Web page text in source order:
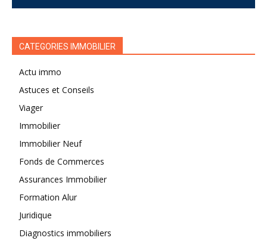
CATEGORIES IMMOBILIER
Actu immo
Astuces et Conseils
Viager
Immobilier
Immobilier Neuf
Fonds de Commerces
Assurances Immobilier
Formation Alur
Juridique
Diagnostics immobiliers